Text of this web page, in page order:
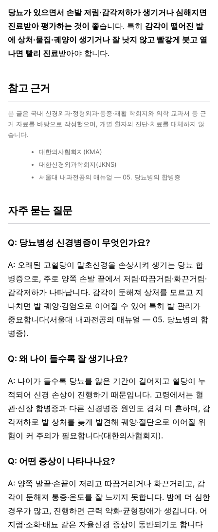
당뇨가 있으면서 손발 저림·감각저하가 생기거나 심해지면
진료받아 평가하는 것이 좋습니다. 특히 감각이 떨어진 발
에 상처·물집·궤양이 생기거나 잘 낫지 않고 빨갛게 붓고 열
나면 빨리 진료받아야 합니다.
참고 근거
본 글은 국내 신경외과·정형외과·통증·재활 학회지와 의학 교과서 등 근
거 자료를 바탕으로 작성했으며, 개별 환자의 진단·치료를 대체하지 않
습니다.
대한의사협회지(KMA)
대한신경외과학회지(JKNS)
서울대 내과전공의 매뉴얼 — 05. 당뇨병의 합병증
자주 묻는 질문
Q: 당뇨병성 신경병증이 무엇인가요?
A: 오래된 고혈당이 말초신경을 손상시켜 생기는 당뇨 합
병증으로, 주로 양쪽 손발 끝에서 저림·따끔거림·화끈거림·
감각저하가 나타납니다. 감각이 둔해져 상처를 모르고 지
나치면 발 궤양·감염으로 이어질 수 있어 특히 발 관리가
중요합니다(서울대 내과전공의 매뉴얼 — 05. 당뇨병의 합
병증).
Q: 왜 나이 들수록 잘 생기나요?
A: 나이가 들수록 당뇨를 앓은 기간이 길어지고 혈당이 누
적되어 신경 손상이 진행하기 때문입니다. 고령에서는 혈
관·신장 합병증과 다른 신경병증 원인도 겹쳐 더 흔하며, 감
각저하로 발 상처를 늦게 발견해 궤양·절단으로 이어질 위
험이 커 주의가 필요합니다(대한의사협회지).
Q: 어떤 증상이 나타나나요?
A: 양쪽 발끝·손끝이 저리고 따끔거리거나 화끈거리고, 감
각이 둔해져 통증·온도를 잘 느끼지 못합니다. 밤에 더 심한
경우가 많고, 진행하면 근력 약화·균형장애가 생깁니다. 어
지럼·소화·배뇨 같은 자율신경 증상이 동반되기도 합니다